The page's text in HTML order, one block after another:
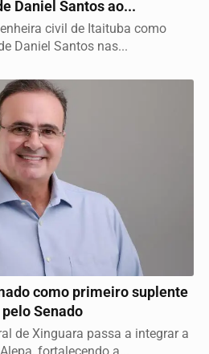
Daniel Santos ao...
civil de Itaituba como
Daniel Santos nas...
como primeiro suplente
Senado
de Xinguara passa a integrar a